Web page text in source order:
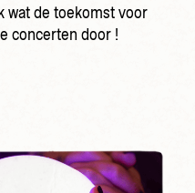
wat de toekomst voor
concerten door !